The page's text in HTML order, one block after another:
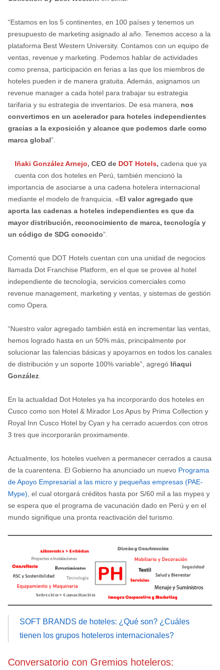
“Estamos en los 5 continentes, en 100 países y tenemos un
presupuesto de marketing asignado al año. Tenemos acceso a la
plataforma Best Western University. Contamos con un equipo de
ventas, revenue y marketing. Podemos hablar de actividades
como prensa, participación en ferias a las que los miembros de
hoteles pueden ir de manera gratuita. Además, asignamos un
revenue manager a cada hotel para trabajar su estrategia
tarifaria y su estrategia de inventarios. De esa manera, nos
convertimos en un acelerador para hoteles independientes
gracias a la exposición y alcance que podemos darle como
marca global”.
Iñaki González Arnejo, CEO de DOT Hotels, cadena que ya
cuenta con dos hoteles en Perú, también mencionó la
importancia de asociarse a una cadena hotelera internacional
mediante el modelo de franquicia. «El valor agregado que
aporta las cadenas a hoteles independientes es que da
mayor distribución, reconocimiento de marca, tecnología y
un código de SDG conocido”.
Comentó que DOT Hotels cuentan con una unidad de negocios
llamada Dot Franchise Platform, en el que se provee al hotel
independiente de tecnología, servicios comerciales como
revenue management, marketing y ventas, y sistemas de gestión
como Opera.
“Nuestro valor agregado también está en incrementar las ventas,
hemos logrado hasta en un 50% más, principalmente por
solucionar las falencias básicas y apoyarnos en todos los canales
de distribución y un soporte 100% variable”, agregó Iñaqui
González.
En la actualidad Dot Hoteles ya ha incorporardo dos hoteles en
Cusco como son Hotel & Mirador Los Apus by Prima Collection y
Royal Inn Cusco Hotel by Cyan y ha cerrado acuerdos con otros
3 tres que incorporarán proximamente.
Actualmente, los hoteles vuelven a permanecer cerrados a causa
de la cuarentena. El Gobierno ha anunciado un nuevo Programa
de Apoyo Empresarial a las micro y pequeñas empresas (PAE-
Mype) , el cual otorgará créditos hasta por S/60 mil a las mypes y
se espera que el programa de vacunación dado en Perú y en el
mundo signifique una pronta reactivación del turismo.
SOFT BRANDS de hoteles: ¿Qué son? ¿Cuáles
tienen los grupos hoteleros internacionales?
Conversatorio con Gremios hoteleros: